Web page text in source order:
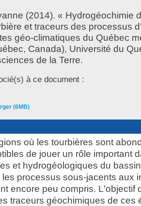
(2014). « Hydrogéochimie
et traceurs des processus
géo-climatiques du Québec
Canada), Université du
de la Terre.
à ce document :
(6MB)
où les tourbières sont
de jouer un rôle important
et hydrogéologiques du
processus sous-jacents aux
encore peu compris. L'objectif
traceurs géochimiques de ces